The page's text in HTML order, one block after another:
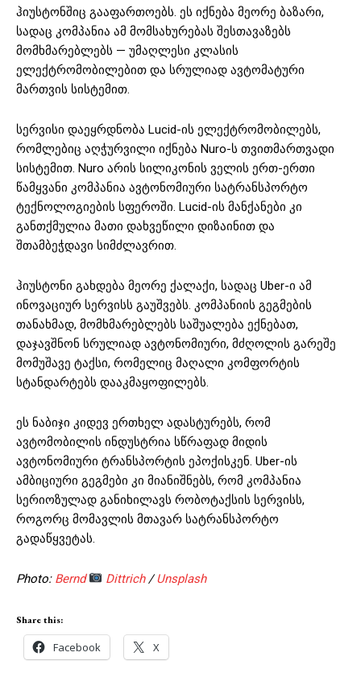
ჰიუსტონშიც გააფართოებს. ეს იქნება მეორე ბაზარი,
სადაც კომპანია ამ მომსახურებას შესთავაზებს
მომხმარებლებს — უმაღლესი კლასის
ელექტრომობილებით და სრულიად ავტომატური
მართვის სისტემით.
სერვისი დაეყრდნობა Lucid-ის ელექტრომობილებს,
რომლებიც აღჭურვილი იქნება Nuro-ს თვითმართვადი
სისტემით. Nuro არის სილიკონის ველის ერთ-ერთი
წამყვანი კომპანია ავტონომიური სატრანსპორტო
ტექნოლოგიების სფეროში. Lucid-ის მანქანები კი
განთქმულია მათი დახვეწილი დიზაინით და
შთამბეჭდავი სიმძლავრით.
ჰიუსტონი გახდება მეორე ქალაქი, სადაც Uber-ი ამ
ინოვაციურ სერვისს გაუშვებს. კომპანიის გეგმების
თანახმად, მომხმარებლებს საშუალება ექნებათ,
დაჯავშნონ სრულიად ავტონომიური, მძღოლის გარეშე
მომუშავე ტაქსი, რომელიც მაღალი კომფორტის
სტანდარტებს დააკმაყოფილებს.
ეს ნაბიჯი კიდევ ერთხელ ადასტურებს, რომ
ავტომობილის ინდუსტრია სწრაფად მიდის
ავტონომიური ტრანსპორტის ეპოქისკენ. Uber-ის
ამბიციური გეგმები კი მიანიშნებს, რომ კომპანია
სერიოზულად განიხილავს რობოტაქსის სერვისს,
როგორც მომავლის მთავარ სატრანსპორტო
გადაწყვეტას.
Photo: Bernd Dittrich/Unsplash
Share this:
Facebook X